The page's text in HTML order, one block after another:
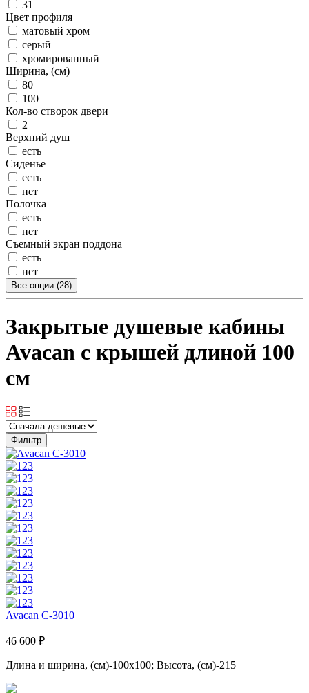
31
Цвет профиля
матовый хром
серый
хромированный
Ширина, (см)
80
100
Кол-во створок двери
2
Верхний душ
есть
Сиденье
есть
нет
Полочка
есть
нет
Съемный экран поддона
есть
нет
Все опции (28)
Закрытые душевые кабины
Avacan с крышей длиной 100
см
Фильтр
Avacan C-3010
46 600 ₽
Длина и ширина, (см)-100x100; Высота, (см)-215